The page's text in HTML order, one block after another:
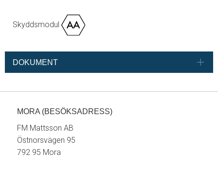
Skyddsmodul
DOKUMENT
MORA (BESÖKSADRESS)
FM Mattsson AB
Östnorsvägen 95
792 95 Mora